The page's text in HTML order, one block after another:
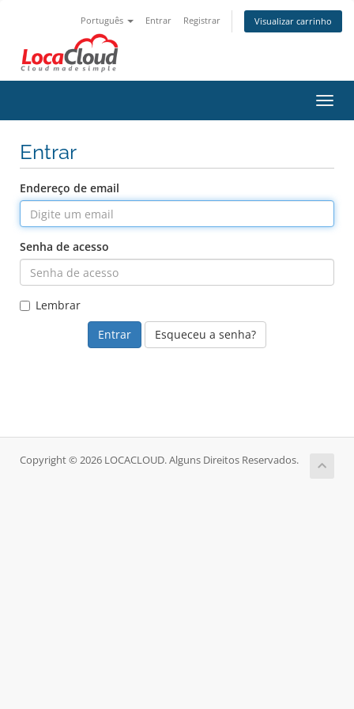
Português Entrar Registrar Visualizar carrinho
Entrar
Endereço de email
Senha de acesso
Lembrar
Esqueceu a senha?
Copyright © 2026 LOCACLOUD. Alguns Direitos Reservados.